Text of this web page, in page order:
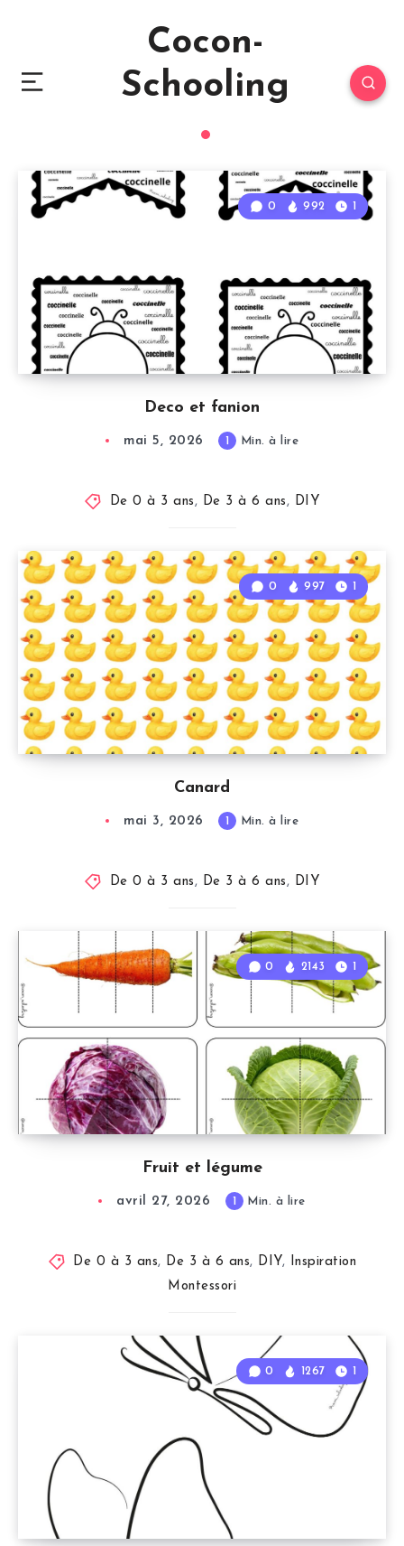
Cocon-
Schooling
Deco et fanion
0 992 1
mai 5, 2026 1 Min. à lire
De 0 à 3 ans, De 3 à 6 ans, DIY
Canard
0 997 1
mai 3, 2026 1 Min. à lire
De 0 à 3 ans, De 3 à 6 ans, DIY
Fruit et légume
0 2143 1
avril 27, 2026 1 Min. à lire
De 0 à 3 ans, De 3 à 6 ans, DIY, Inspiration
Montessori
0 1267 1